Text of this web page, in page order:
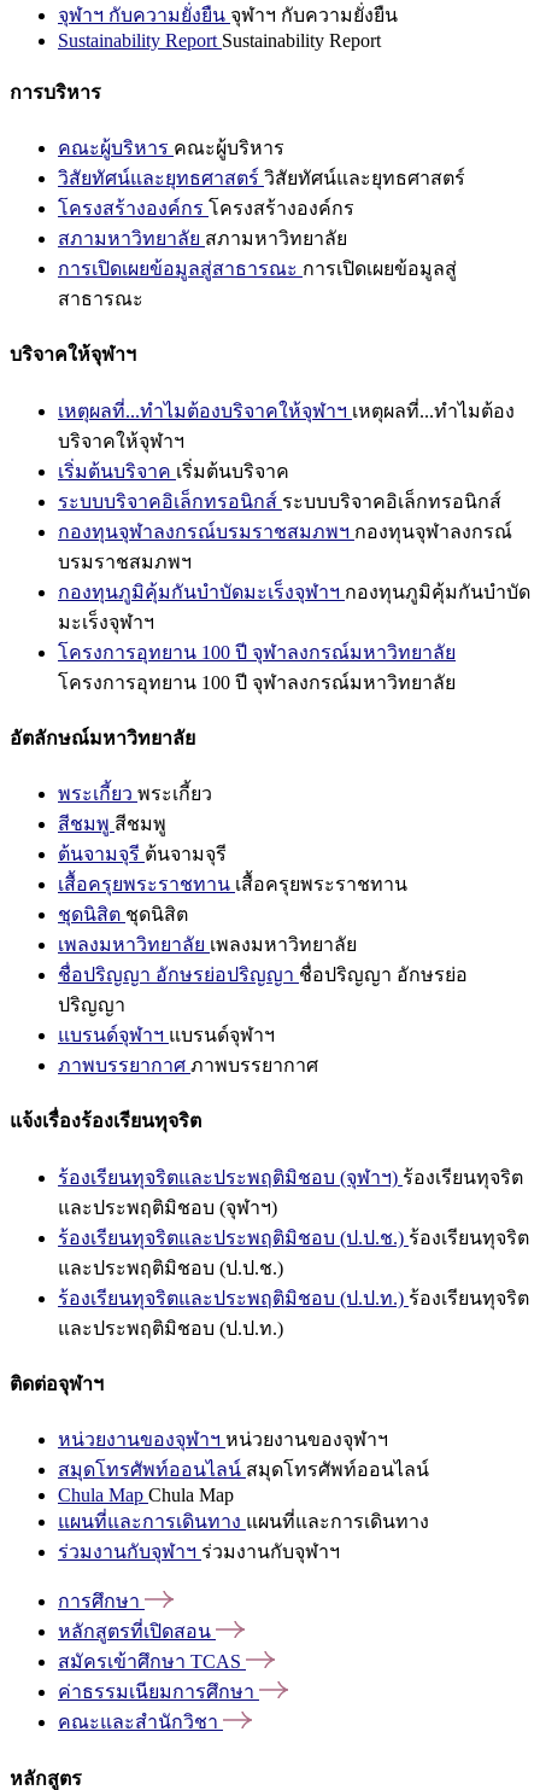
จุฬาฯ กับความยั่งยืน จุฬาฯ กับความยั่งยืน
Sustainability Report Sustainability Report
การบริหาร
คณะผู้บริหาร คณะผู้บริหาร
วิสัยทัศน์และยุทธศาสตร์ วิสัยทัศน์และยุทธศาสตร์
โครงสร้างองค์กร โครงสร้างองค์กร
สภามหาวิทยาลัย สภามหาวิทยาลัย
การเปิดเผยข้อมูลสู่สาธารณะ การเปิดเผยข้อมูลสู่
สาธารณะ
บริจาคให้จุฬาฯ
เหตุผลที่...ทำไมต้องบริจาคให้จุฬาฯ เหตุผลที่...ทำไมต้อง
บริจาคให้จุฬาฯ
เริ่มต้นบริจาค เริ่มต้นบริจาค
ระบบบริจาคอิเล็กทรอนิกส์ ระบบบริจาคอิเล็กทรอนิกส์
กองทุนจุฬาลงกรณ์บรมราชสมภพฯ กองทุนจุฬาลงกรณ์
บรมราชสมภพฯ
กองทุนภูมิคุ้มกันบำบัดมะเร็งจุฬาฯ กองทุนภูมิคุ้มกันบำบัด
มะเร็งจุฬาฯ
โครงการอุทยาน 100 ปี จุฬาลงกรณ์มหาวิทยาลัย
โครงการอุทยาน 100 ปี จุฬาลงกรณ์มหาวิทยาลัย
อัตลักษณ์มหาวิทยาลัย
พระเกี้ยว พระเกี้ยว
สีชมพู สีชมพู
ต้นจามจุรี ต้นจามจุรี
เสื้อครุยพระราชทาน เสื้อครุยพระราชทาน
ชุดนิสิต ชุดนิสิต
เพลงมหาวิทยาลัย เพลงมหาวิทยาลัย
ชื่อปริญญา อักษรย่อปริญญา ชื่อปริญญา อักษรย่อ
ปริญญา
แบรนด์จุฬาฯ แบรนด์จุฬาฯ
ภาพบรรยากาศ ภาพบรรยากาศ
แจ้งเรื่องร้องเรียนทุจริต
ร้องเรียนทุจริตและประพฤติมิชอบ (จุฬาฯ) ร้องเรียนทุจริต
และประพฤติมิชอบ (จุฬาฯ)
ร้องเรียนทุจริตและประพฤติมิชอบ (ป.ป.ช.) ร้องเรียนทุจริต
และประพฤติมิชอบ (ป.ป.ช.)
ร้องเรียนทุจริตและประพฤติมิชอบ (ป.ป.ท.) ร้องเรียนทุจริต
และประพฤติมิชอบ (ป.ป.ท.)
ติดต่อจุฬาฯ
หน่วยงานของจุฬาฯ หน่วยงานของจุฬาฯ
สมุดโทรศัพท์ออนไลน์ สมุดโทรศัพท์ออนไลน์
Chula Map Chula Map
แผนที่และการเดินทาง แผนที่และการเดินทาง
ร่วมงานกับจุฬาฯ ร่วมงานกับจุฬาฯ
การศึกษา
หลักสูตรที่เปิดสอน
สมัครเข้าศึกษา TCAS
ค่าธรรมเนียมการศึกษา
คณะและสำนักวิชา
หลักสูตร